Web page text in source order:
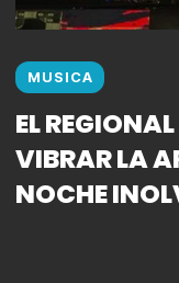
MUSICA
EL
VIBRAR LA
NOCHE